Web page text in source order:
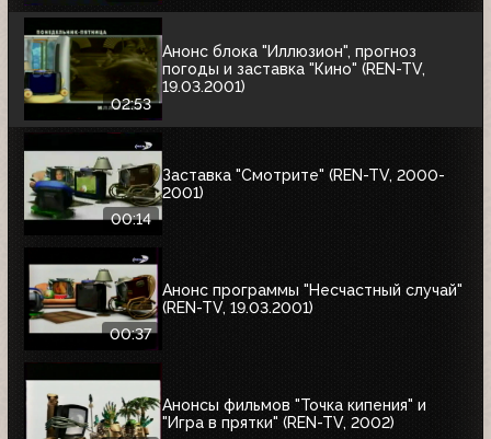
02:53
Анонс блока "Иллюзион", прогноз
погоды и заставка "Кино" (REN-TV,
19.03.2001)
00:14
Заставка "Смотрите" (REN-TV, 2000-
2001)
00:37
Анонс программы "Несчастный случай"
(REN-TV, 19.03.2001)
Анонсы фильмов "Точка кипения" и
"Игра в прятки" (REN-TV, 2002)